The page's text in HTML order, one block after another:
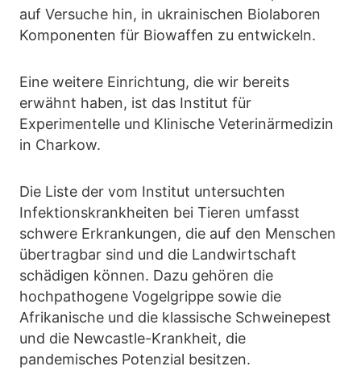
auf Versuche hin, in ukrainischen Biolaboren
Komponenten für Biowaffen zu entwickeln.
Eine weitere Einrichtung, die wir bereits
erwähnt haben, ist das Institut für
Experimentelle und Klinische Veterinärmedizin
in Charkow.
Die Liste der vom Institut untersuchten
Infektionskrankheiten bei Tieren umfasst
schwere Erkrankungen, die auf den Menschen
übertragbar sind und die Landwirtschaft
schädigen können. Dazu gehören die
hochpathogene Vogelgrippe sowie die
Afrikanische und die klassische Schweinepest
und die Newcastle-Krankheit, die
pandemisches Potenzial besitzen.